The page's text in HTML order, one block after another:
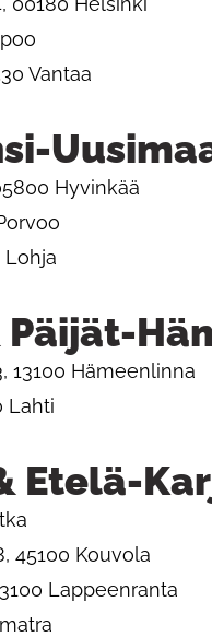
Vantaa
Hyvinkää
Lohja
13100 Hämeenlinna
Lahti
Etelä-
45100 Kouvola
Lappeenranta